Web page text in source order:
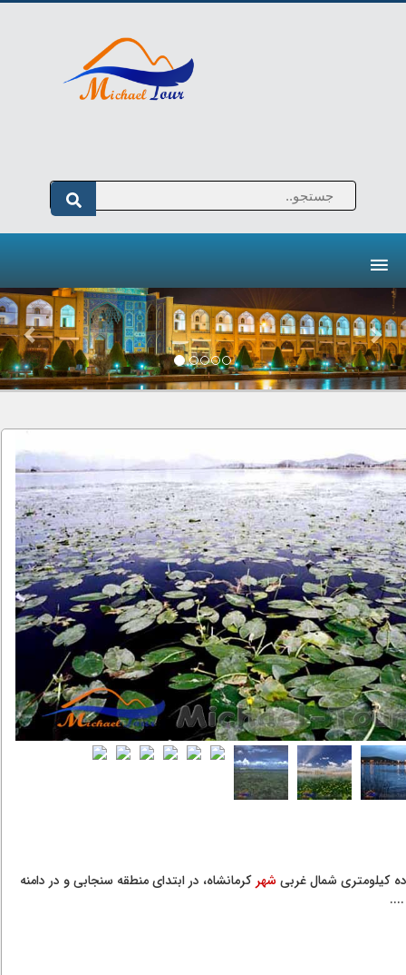
كیلومتری شمال غربیشهر كرمانشاه، در ابتدای منطقه سنجابی و در دامنه
....